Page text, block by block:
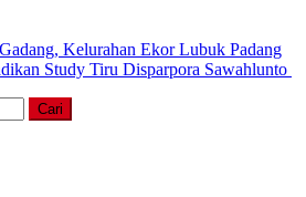
Kelurahan Ekor Lubuk Padang
Study Tiru Disparpora Sawahlunto